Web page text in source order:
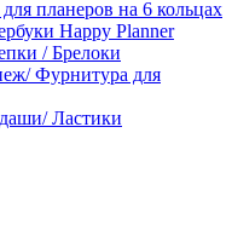
планеров на 6 кольцах
Happy Planner
/ Брелоки
Фурнитура для
Ластики